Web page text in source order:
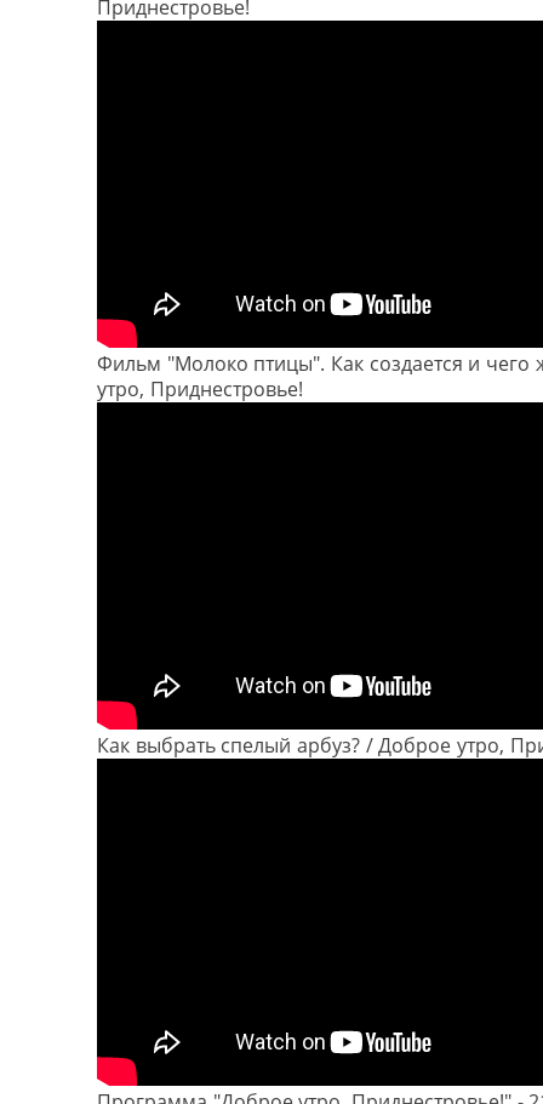
Приднестровье!
Фильм "Молоко птицы". Как создается и чего
утро, Приднестровье!
Как выбрать спелый арбуз? / Доброе утро,